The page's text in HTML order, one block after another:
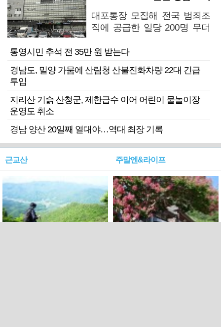
대포통장 모집해 전국 범죄조
직에 공급한 일당 200명 무더
통영시민 추석 전 35만 원 받는다
경남도, 밀양 가뭄에 산림청 산불진화차량 22대 긴급
투입
지리산 기슭 산청군, 제한급수 이어 어린이 물놀이장
운영도 취소
경남 양산 20일째 열대야…역대 최장 기록
근교산 주말엔&라이프